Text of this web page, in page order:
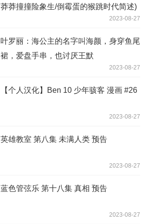
莽莽撞撞险象生/倒霉蛋的猴跳时代简述)
2023-08-27
叶罗丽：海公主的名字叫海颜，身穿鱼尾
裙，爱盘手串，也讨厌王默
2023-08-27
【个人汉化】Ben 10 少年骇客 漫画 #26
2023-08-27
英雄教室 第八集 未满人类 预告
2023-08-27
蓝色管弦乐 第十八集 真相 预告
2023-08-27